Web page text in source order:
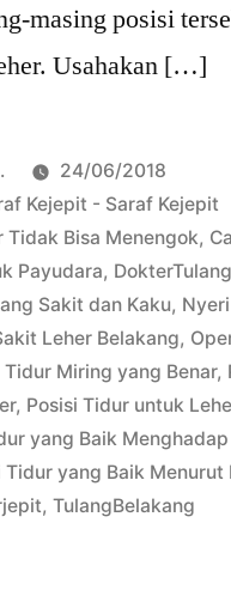
masing posisi
Usahakan […]
24/06/2018
Kejepit - Saraf Kejepit
Tidak Bisa Menengok,
Payudara,
Sakit dan Kaku,
Leher Belakang,
Tidur Miring yang Benar,
, Posisi Tidur untuk
yang Baik Menghadap
Tidur yang Baik Menurut
,TulangBelakang